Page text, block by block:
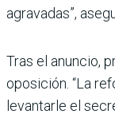
agravadas”,
Tras el anuncio,
oposición. “La
levantarle el